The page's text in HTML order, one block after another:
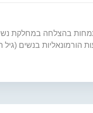
בהצלחה במחלקת
הורמונאליות בנשים